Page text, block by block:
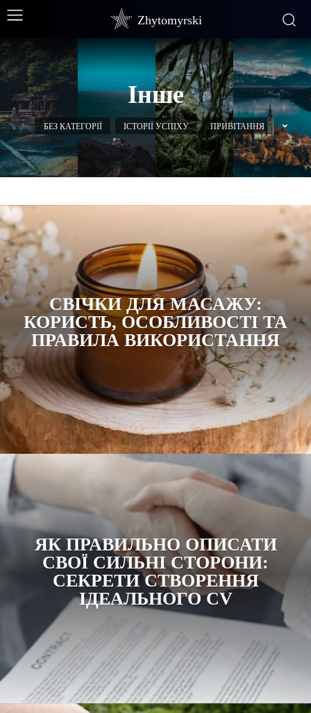
Zhytomyrski
Інше
БЕЗ КАТЕГОРІЇ ІСТОРІЇ УСПІХУ ПРИВІТАННЯ
СВІЧКИ ДЛЯ МАСАЖУ:
КОРИСТЬ, ОСОБЛИВОСТІ ТА
ПРАВИЛА ВИКОРИСТАННЯ
ЯК ПРАВИЛЬНО ОПИСАТИ
СВОЇ СИЛЬНІ СТОРОНИ:
СЕКРЕТИ СТВОРЕННЯ
ІДЕАЛЬНОГО CV